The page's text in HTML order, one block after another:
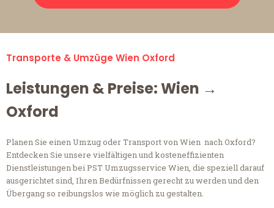
Transporte & Umzüge Wien Oxford
Leistungen & Preise: Wien →
Oxford
Planen Sie einen Umzug oder Transport von Wien nach Oxford?
Entdecken Sie unsere vielfältigen und kosteneffizienten
Dienstleistungen bei PST Umzugsservice Wien, die speziell darauf
ausgerichtet sind, Ihren Bedürfnissen gerecht zu werden und den
Übergang so reibungslos wie möglich zu gestalten.